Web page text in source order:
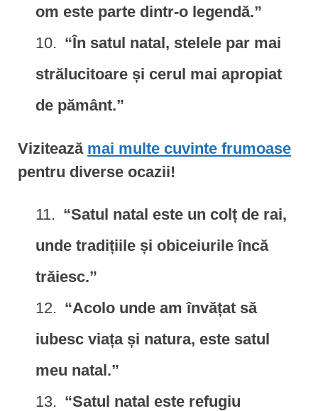
om este parte dintr-o legendă.”
“În satul natal, stelele par mai
strălucitoare și cerul mai apropiat
de pământ.”
Vizitează mai multe cuvinte frumoase
pentru diverse ocazii!
“Satul natal este un colț de rai,
unde tradițiile și obiceiurile încă
trăiesc.”
“Acolo unde am învățat să
iubesc viața și natura, este satul
meu natal.”
“Satul natal este refugiu